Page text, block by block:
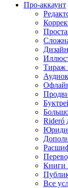
Про-аккаунт
Тираж
Rideró
Книги
Все